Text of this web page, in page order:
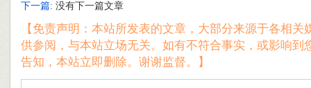
下一篇: 没有下一篇文章
【免责声明：本站所发表的文章，大部分来源于各相关
供参阅，与本站立场无关。如有不符合事实，或影响到
告知，本站立即删除。谢谢监督。】